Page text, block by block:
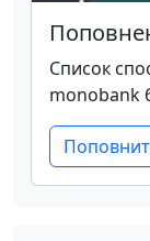
Список
monobank